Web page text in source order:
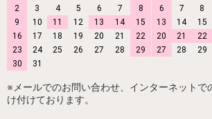
2
3 4 5 6 7
8
9
10 11 12 13 14
15
16
17 18 19 20 21
22
23
24 25 26 27 28
29
30
31
6
7 8
13
14 15
20
21 22
27
28 29
※メールでのお問い合わせ、インターネットで
け付けております。